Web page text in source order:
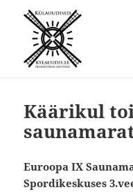
Käärikul
Euroopa IX
Spordikeskuses